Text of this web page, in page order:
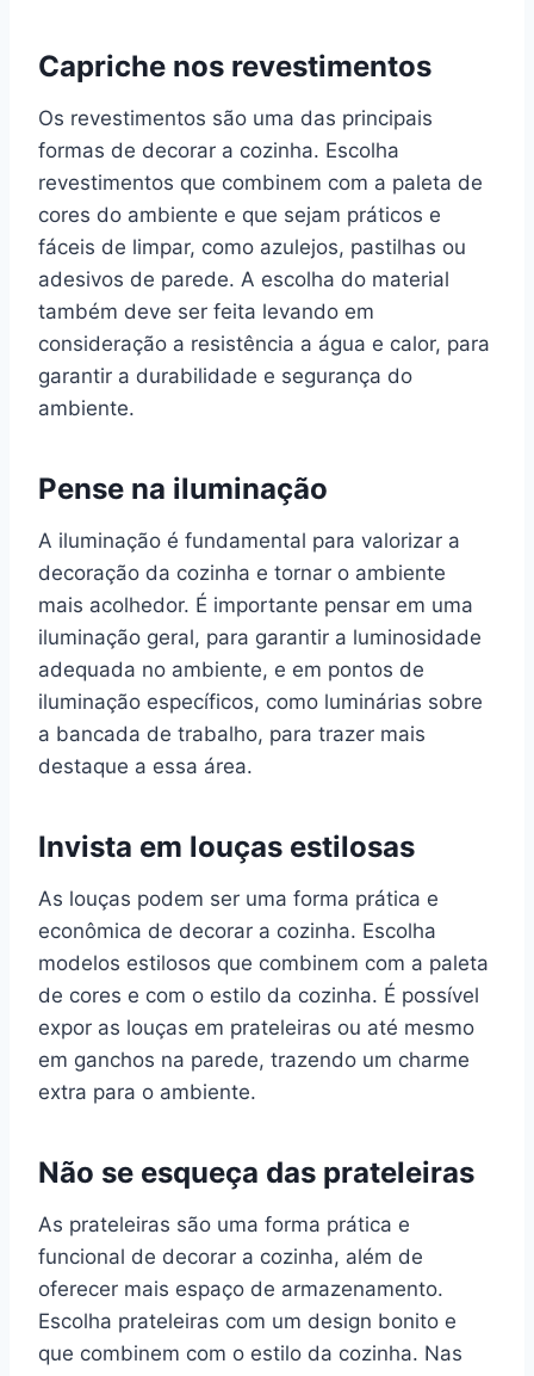
Capriche nos revestimentos
Os revestimentos são uma das principais
formas de decorar a cozinha. Escolha
revestimentos que combinem com a paleta de
cores do ambiente e que sejam práticos e
fáceis de limpar, como azulejos, pastilhas ou
adesivos de parede. A escolha do material
também deve ser feita levando em
consideração a resistência a água e calor, para
garantir a durabilidade e segurança do
ambiente.
Pense na iluminação
A iluminação é fundamental para valorizar a
decoração da cozinha e tornar o ambiente
mais acolhedor. É importante pensar em uma
iluminação geral, para garantir a luminosidade
adequada no ambiente, e em pontos de
iluminação específicos, como luminárias sobre
a bancada de trabalho, para trazer mais
destaque a essa área.
Invista em louças estilosas
As louças podem ser uma forma prática e
econômica de decorar a cozinha. Escolha
modelos estilosos que combinem com a paleta
de cores e com o estilo da cozinha. É possível
expor as louças em prateleiras ou até mesmo
em ganchos na parede, trazendo um charme
extra para o ambiente.
Não se esqueça das prateleiras
As prateleiras são uma forma prática e
funcional de decorar a cozinha, além de
oferecer mais espaço de armazenamento.
Escolha prateleiras com um design bonito e
que combinem com o estilo da cozinha. Nas